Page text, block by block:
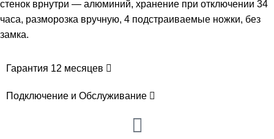
стенок врнутри — алюминий, хранение при отключении 34
часа, разморозка вручную, 4 подстраиваемые ножки, без
замка.
Гарантия 12 месяцев
Подключение и Обслуживание